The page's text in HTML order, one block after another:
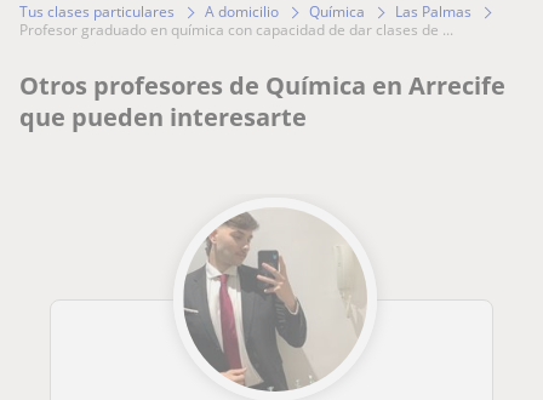
Tus clases particulares A domicilio Química
Las Palmas
profesor graduado en química con capacidad de dar clases de ...
Otros profesores de Química en Arrecife
que pueden interesarte